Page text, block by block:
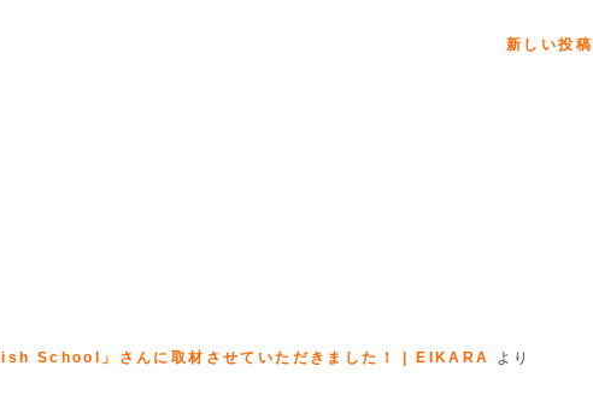
新しい投稿
School」さんに取材させていただきました！ | EIKARA より